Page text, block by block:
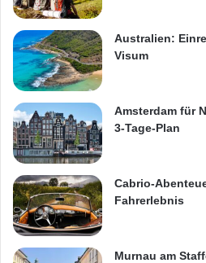
Australien:
Visum
Amsterdam für
3-Tage-Plan
Cabrio-
Fahrerlebnis
Murnau am